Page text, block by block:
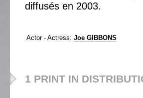
diffusés en 2003.
Actor - Actress: Joe GIBBONS
1 PRINT IN